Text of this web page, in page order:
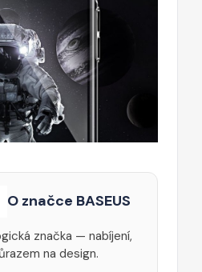
O značce BASEUS
značka — nabíjení,
na design.